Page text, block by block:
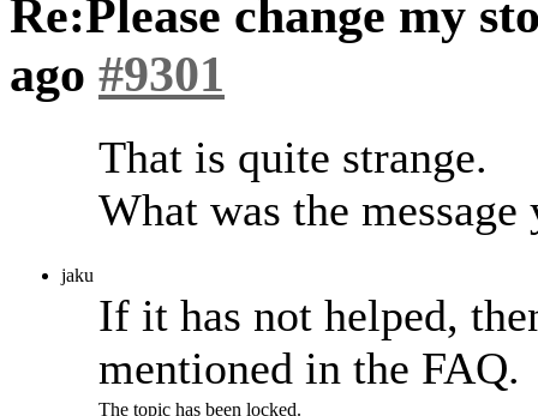
Re:Please change my
ago #9301
jaku
That is quite strange.
What was the
If it has not helped,
mentioned in the FAQ.
The topic has been locked.